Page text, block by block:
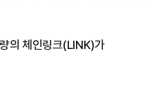
의 체인링크(LINK)가